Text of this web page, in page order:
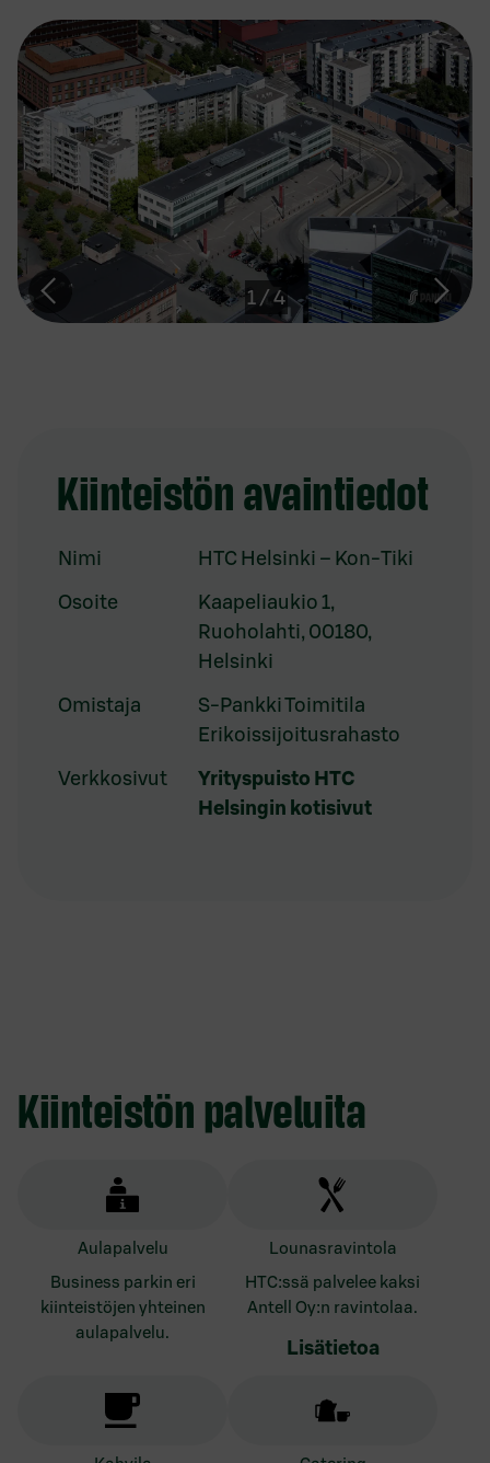
1/4
Kiinteistön avaintiedot
Nimi
HTC Helsinki – Kon-Tiki
Osoite
Kaapeliaukio 1,
Ruoholahti, 00180,
Helsinki
Omistaja
S-Pankki Toimitila
Erikoissijoitusrahasto
Verkkosivut
Yrityspuisto HTC
Helsingin kotisivut
Kiinteistön palveluita
aulapalvelu
Business parkin eri
kiinteistöjen yhteinen
aulapalvelu.
lounasravintola
HTC:ssä palvelee kaksi
Antell Oy:n ravintolaa.
Lisätietoa